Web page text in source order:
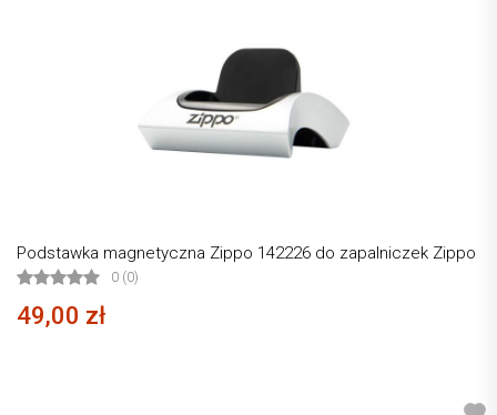
Podstawka magnetyczna Zippo 142226 do zapalniczek Zippo
0 (0)
49,00 zł